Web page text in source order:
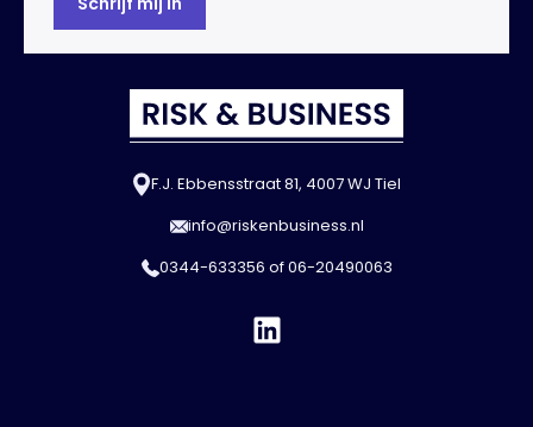
F.J. Ebbensstraat 81, 4007 WJ Tiel
info@riskenbusiness.nl
0344-633356 of06-20490063